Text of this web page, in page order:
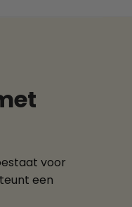
voor
een